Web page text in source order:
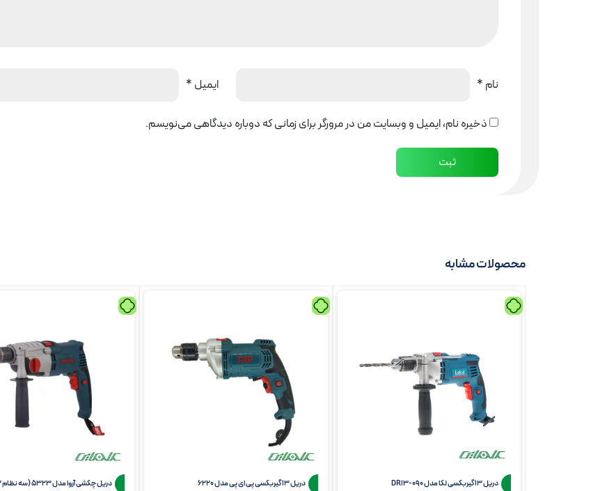
نام * ایمیل *
ذخیره نام، ایمیل و وبسایت من در مرورگر برای زمانی که دوباره دیدگاهی می‌نویسم.
محصولات مشابه
دریل 13 گیربکسی لکا مدل DR13-090 دریل 13 گیربکسی پی ای پی مدل 6220 دریل چکشی آروا مدل 5323 (سه نظام 13)